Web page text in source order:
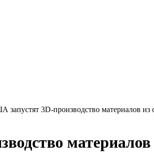
запустят 3D-производство материалов из